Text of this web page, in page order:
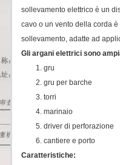
sollevamento elettrico è un
cavo o un vento della corda
sollevamento, adatte ad
Gli argani elettrici sono
1. gru
2. gru per barche
3. torri
4. marinaio
5. driver di perforazione
6. cantiere e porto
Caratteristiche: